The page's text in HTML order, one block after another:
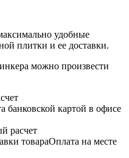
удобные
плитки и ее доставки.
можно произвести
банковской картой в офисе
расчет
Оплата на месте